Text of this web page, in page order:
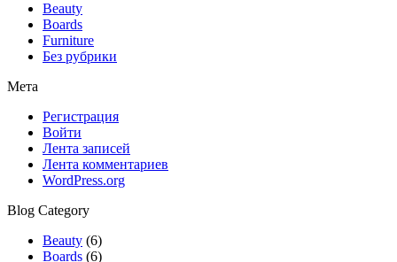
Beauty
Boards
Furniture
Без рубрики
Мета
Регистрация
Войти
Лента записей
Лента комментариев
WordPress.org
Blog Category
Beauty (6)
Boards (6)